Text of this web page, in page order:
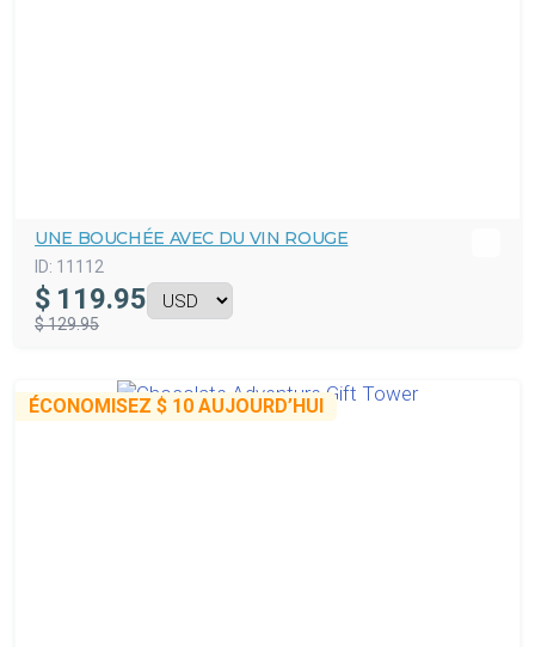
UNE BOUCHÉE AVEC DU VIN ROUGE
ID: 11112
$ 119.95
$ 129.95
ÉCONOMISEZ $ 10 AUJOURD’HUI